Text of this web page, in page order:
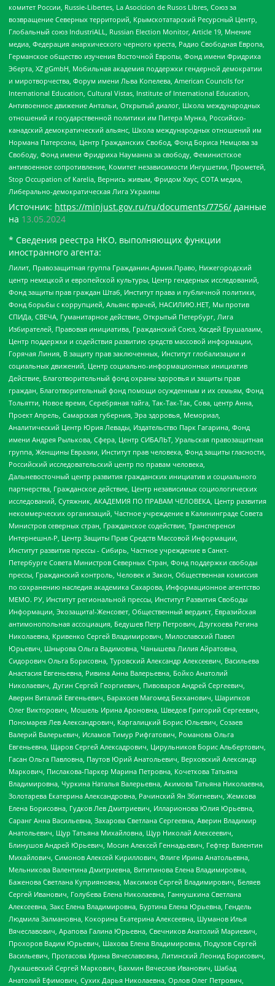
комитет России, Russie-Libertes, La Asocicion de Rusos Libres, Союз за
возвращение Северных территорий, Крымскотатарский Ресурсный Центр,
Глобальный союз IndustriALL, Russian Election Monitor, Article 19, Мнение
медиа, Федерация анархического черного креста, Радио Свободная Европа,
Германское общество изучения Восточной Европы, Фонд имени Фридриха
Эберта, XZ gGmbH, Мобильная академия поддержки гендерной демократии
и миротворчества, Форум имени Льва Копелева, American Councils for
International Education, Cultural Vistas, Institute of International Education,
Антивоенное движение Антальи, Открытый диалог, Школа международных
отношений и государственной политики им Питера Мунка, Российско-
канадский демократический альянс, Школа международных отношений им
Нормана Патерсона, Центр Гражданских Свобод, Фонд Бориса Немцова за
Свободу, Фонд имени Фридриха Науманна за свободу, Феминистское
антивоенное сопротивление, Комитет независимости Ингушетии, Прометей,
Stop Occupation of Karelia, Вернись живым, Фридом Хаус, СОТА медиа,
Либерально-демократическая Лига Украины
Источник: https://minjust.gov.ru/ru/documents/7756/ данные
на 13.05.2024
* Сведения реестра НКО, выполняющих функции
иностранного агента:
Лилит, Правозащитная группа Гражданин.Армия.Право, Нижегородский
центр немецкой и европейской культуры, Центр гендерных исследований,
Фонд защиты прав граждан Штаб, Институт права и публичной политики,
Фонд борьбы с коррупцией, Альянс врачей, НАСИЛИЮ.НЕТ, Мы против
СПИДа, СВЕЧА, Гуманитарное действие, Открытый Петербург, Лига
Избирателей, Правовая инициатива, Гражданский Союз, Хасдей Ерушалаим,
Центр поддержки и содействия развитию средств массовой информации,
Горячая Линия, В защиту прав заключенных, Институт глобализации и
социальных движений, Центр социально-информационных инициатив
Действие, Благотворительный фонд охраны здоровья и защиты прав
граждан, Благотворительный фонд помощи осужденным и их семьям, Фонд
Тольятти, Новое время, Серебряная тайга, Так-Так-Так, Сова, центр Анна,
Проект Апрель, Самарская губерния, Эра здоровья, Мемориал,
Аналитический Центр Юрия Левады, Издательство Парк Гагарина, Фонд
имени Андрея Рылькова, Сфера, Центр СИБАЛЬТ, Уральская правозащитная
группа, Женщины Евразии, Институт прав человека, Фонд защиты гласности,
Российский исследовательский центр по правам человека,
Дальневосточный центр развития гражданских инициатив и социального
партнерства, Гражданское действие, Центр независимых социологических
исследований, Сутяжник, АКАДЕМИЯ ПО ПРАВАМ ЧЕЛОВЕКА, Центр развития
некоммерческих организаций, Частное учреждение в Калининграде Совета
Министров северных стран, Гражданское содействие, Трансперенси
Интернешнл-Р, Центр Защиты Прав Средств Массовой Информации,
Институт развития прессы - Сибирь, Частное учреждение в Санкт-
Петербурге Совета Министров Северных Стран, Фонд поддержки свободы
прессы, Гражданский контроль, Человек и Закон, Общественная комиссия
по сохранению наследия академика Сахарова, Информационное агентство
МЕМО. РУ, Институт региональной прессы, Институт Развития Свободы
Информации, Экозащита!-Женсовет, Общественный вердикт, Евразийская
антимонопольная ассоциация, Бедушев Петр Петрович, Дзугкоева Регина
Николаевна, Кривенко Сергей Владимирович, Милославский Павел
Юрьевич, Шнырова Ольга Вадимовна, Чанышева Лилия Айратовна,
Сидорович Ольга Борисовна, Туровский Александр Алексеевич, Васильева
Анастасия Евгеньевна, Ривина Анна Валерьевна, Бойко Анатолий
Николаевич, Дугин Сергей Георгиевич, Пивоваров Андрей Сергеевич,
Аверин Виталий Евгеньевич, Барахоев Магомед Бекханович, Шарипков
Олег Викторович, Мошель Ирина Ароновна, Шведов Григорий Сергеевич,
Пономарев Лев Александрович, Каргалицкий Борис Юльевич, Созаев
Валерий Валерьевич, Исламов Тимур Рифгатович, Романова Ольга
Евгеньевна, Щаров Сергей Алексадрович, Цирульников Борис Альбертович,
Гасан Ольга Павловна, Паутов Юрий Анатольевич, Верховский Александр
Маркович, Пислакова-Паркер Марина Петровна, Кочеткова Татьяна
Владимировна, Чуркина Наталья Валерьевна, Акимова Татьяна Николаевна,
Золотарева Екатерина Александровна, Рачинский Ян Збигневич, Жемкова
Елена Борисовна, Гудков Лев Дмитриевич, Илларионова Юлия Юрьевна,
Саранг Анна Васильевна, Захарова Светлана Сергеевна, Аверин Владимир
Анатольевич, Щур Татьяна Михайловна, Щур Николай Алексеевич,
Блинушов Андрей Юрьевич, Мосин Алексей Геннадьевич, Гефтер Валентин
Михайлович, Симонов Алексей Кириллович, Флиге Ирина Анатольевна,
Мельникова Валентина Дмитриевна, Вититинова Елена Владимировна,
Баженова Светлана Куприяновна, Максимов Сергей Владимирович, Беляев
Сергей Иванович, Голубева Елена Николаевна, Ганнушкина Светлана
Алексеевна, Закс Елена Владимировна, Буртина Елена Юрьевна, Гендель
Людмила Залмановна, Кокорина Екатерина Алексеевна, Шуманов Илья
Вячеславович, Арапова Галина Юрьевна, Свечников Анатолий Мариевич,
Прохоров Вадим Юрьевич, Шахова Елена Владимировна, Подузов Сергей
Васильевич, Протасова Ирина Вячеславовна, Литинский Леонид Борисович,
Лукашевский Сергей Маркович, Бахмин Вячеслав Иванович, Шабад
Анатолий Ефимович, Сухих Дарья Николаевна, Орлов Олег Петрович,